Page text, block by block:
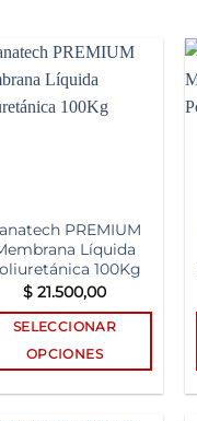
wishlist
PREMIUM
Líquida
100Kg
$ 21.500,00
SELECCIONAR
OPCIONES